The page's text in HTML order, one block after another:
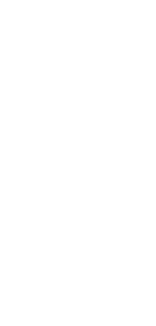
预配置集成。使用 Flow
这些连接器定义了如何捕获和